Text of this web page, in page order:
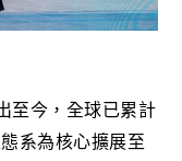
至今，全球已累計
系為核心擴展至